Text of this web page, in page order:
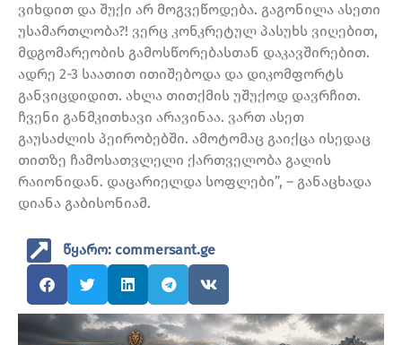
ვიხდით და შუქი არ მოგვეწოდება. გაგონილა ასეთი
უსამართლობა?! ვერც კონკრეტულ პასუხს ვიღებით,
მდგომარეობის გამოსწორებასთან დაკავშირებით.
ადრე 2-3 საათით ითიშებოდა და დიკომფორტს
განვიცდიდით. ახლა თითქმის უშუქოდ დავრჩით.
ჩვენი განმკითხავი არავინაა. ვართ ასეთ
გაუსაძლის პეირობებში. ამოტომაც გაიქცა ისედაც
თითზე ჩამოსათვლელი ქართველობა გალის
რაიონიდან. დაცარიელდა სოფლები”, – განაცხადა
დიანა გაბისონიამ.
წყარო: commersant.ge